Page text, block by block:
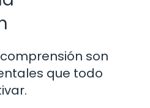
son
que todo